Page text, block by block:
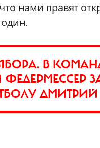
нами правят
В